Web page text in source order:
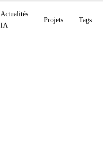
Actualités
IA
Projets Tags